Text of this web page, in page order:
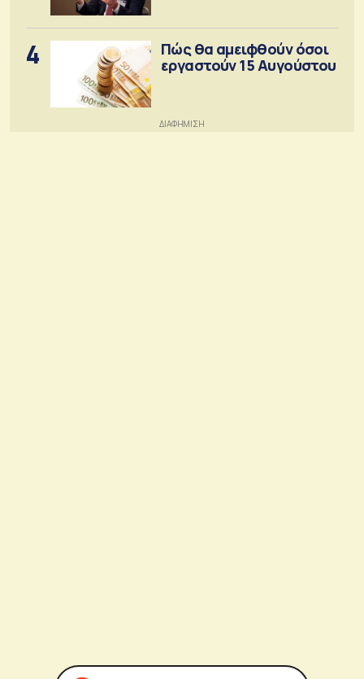
4
Πώς θα αμειφθούν όσοι
εργαστούν 15 Αυγούστου